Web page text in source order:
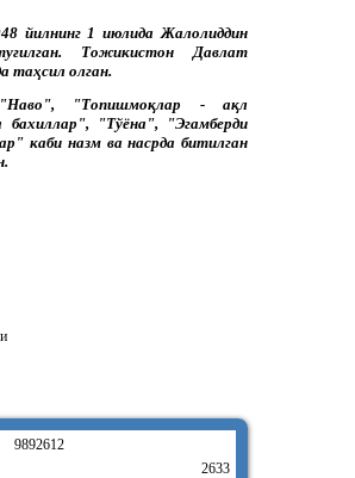
йилнинг 1 июлида Жалолиддин
Тожикистон Давлат
таҳсил олган.
"Топишмоқлар - ақл
"Тўёна", "Эгамберди
каби назм ва насрда битилган
9892612
2633